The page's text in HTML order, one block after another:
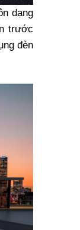
dạng
trước
đèn